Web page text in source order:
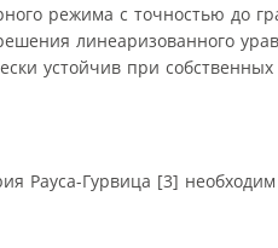
режима с точностью до
линеаризованного
устойчив при
Рауса-Гурвица [3]